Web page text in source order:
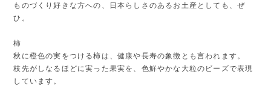
ものづくり好きな方への、日本らしさのあるお土産としても、ぜ
ひ。
柿
秋に橙色の実をつける柿は、健康や長寿の象徴とも言われます。
枝先がしなるほどに実った果実を、色鮮やかな大粒のビーズで表現
しています。